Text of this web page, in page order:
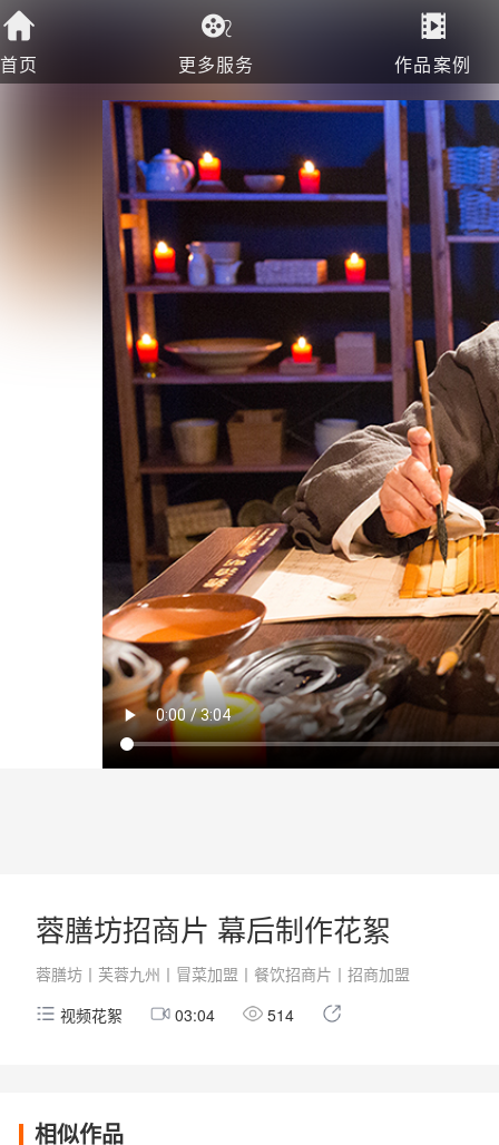
首页 更多服务 作品案例
蓉膳坊招商片 幕后制作花絮
蓉膳坊丨芙蓉九州丨冒菜加盟丨餐饮招商片丨招商加盟
视频花絮
03:04 514
相似作品